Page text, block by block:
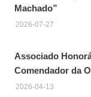
Machado”
2026-07-27
Associado
Comendador da
2026-04-13